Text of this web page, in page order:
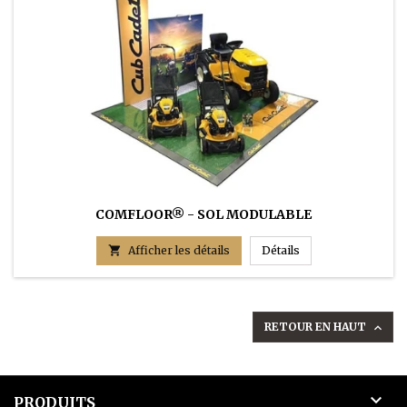
COMFLOOR® - SOL MODULABLE
 Afficher les détails DétailsCOMFLOOR® -
RETOUR EN HAUT 
PRODUITS 